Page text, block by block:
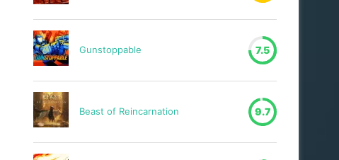
Gunstoppable 7.5
Beast of Reincarnation 9.7